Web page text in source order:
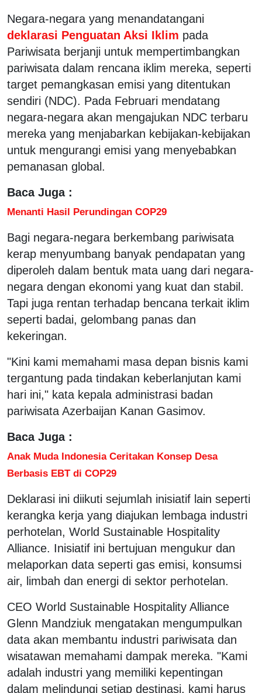
Negara-negara yang menandatangani
deklarasi Penguatan Aksi Iklim pada
Pariwisata berjanji untuk mempertimbangkan
pariwisata dalam rencana iklim mereka, seperti
target pemangkasan emisi yang ditentukan
sendiri (NDC). Pada Februari mendatang
negara-negara akan mengajukan NDC terbaru
mereka yang menjabarkan kebijakan-kebijakan
untuk mengurangi emisi yang menyebabkan
pemanasan global.
Baca Juga :
Menanti Hasil Perundingan COP29
Bagi negara-negara berkembang pariwisata
kerap menyumbang banyak pendapatan yang
diperoleh dalam bentuk mata uang dari negara-
negara dengan ekonomi yang kuat dan stabil.
Tapi juga rentan terhadap bencana terkait iklim
seperti badai, gelombang panas dan
kekeringan.
"Kini kami memahami masa depan bisnis kami
tergantung pada tindakan keberlanjutan kami
hari ini," kata kepala administrasi badan
pariwisata Azerbaijan Kanan Gasimov.
Baca Juga :
Anak Muda Indonesia Ceritakan Konsep Desa
Berbasis EBT di COP29
Deklarasi ini diikuti sejumlah inisiatif lain seperti
kerangka kerja yang diajukan lembaga industri
perhotelan, World Sustainable Hospitality
Alliance. Inisiatif ini bertujuan mengukur dan
melaporkan data seperti gas emisi, konsumsi
air, limbah dan energi di sektor perhotelan.
CEO World Sustainable Hospitality Alliance
Glenn Mandziuk mengatakan mengumpulkan
data akan membantu industri pariwisata dan
wisatawan memahami dampak mereka. "Kami
adalah industri yang memiliki kepentingan
dalam melindungi setiap destinasi, kami harus